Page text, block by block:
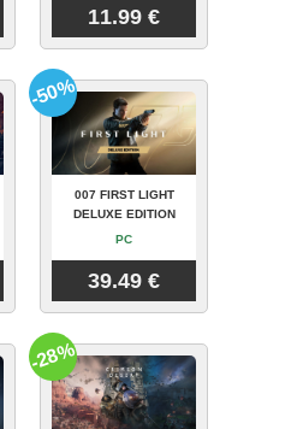
11.99 €
007 FIRST LIGHT
DELUXE EDITION
PC
39.49 €
-50%
-28%